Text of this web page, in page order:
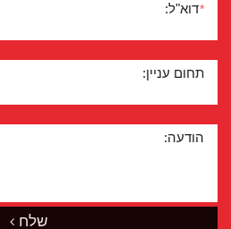
*דוא"ל:
תחום עניין:
הודעה:
שלח